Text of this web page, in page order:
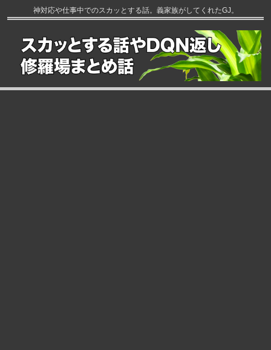
神対応や仕事中でのスカッとする話。義家族がしてくれたGJ。